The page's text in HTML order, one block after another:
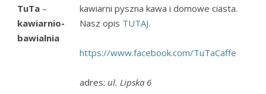
TuTa–
kawiarnio-
bawialnia
kawiarni pyszna kawa i domowe ciasta.
Nasz opis TUTAJ.
https://www.facebook.com/TuTaCaffe
adres: ul. Lipska 6